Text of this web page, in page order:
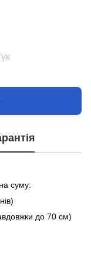
суму:
до 70 см)